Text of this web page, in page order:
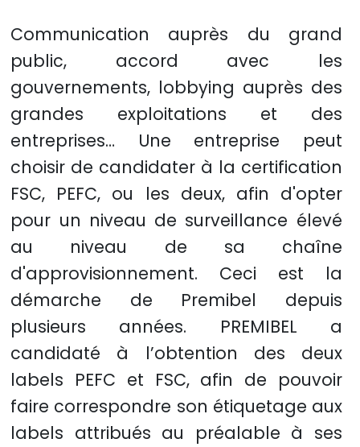
Communication auprès du grand
public, accord avec les
gouvernements, lobbying auprès des
grandes exploitations et des
entreprises… Une entreprise peut
choisir de candidater à la certification
FSC, PEFC, ou les deux, afin d'opter
pour un niveau de surveillance élevé
au niveau de sa chaîne
d'approvisionnement. Ceci est la
démarche de Premibel depuis
plusieurs années. PREMIBEL a
candidaté à l’obtention des deux
labels PEFC et FSC, afin de pouvoir
faire correspondre son étiquetage aux
labels attribués au préalable à ses